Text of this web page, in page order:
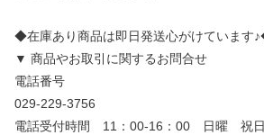
◆在庫あり商品は即日発送心がけています
▼ 商品やお取引に関するお問合せ
電話番号
029-229-3756
電話受付時間 11：00-16：00 日曜 祝日